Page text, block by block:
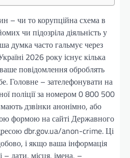
– чи то корупційна схема в
чи підозріла діяльність у
думка часто гальмує через
2026 року існує кілька
повідомлення оброблять
Головне – зателефонувати на
поліції за номером 0 800 500
дзвінки анонімно, або
формою на сайті Державного
dbr.gov.ua/anon-crime. Ці
і якщо ваша інформація
– дати, місця, імена, –